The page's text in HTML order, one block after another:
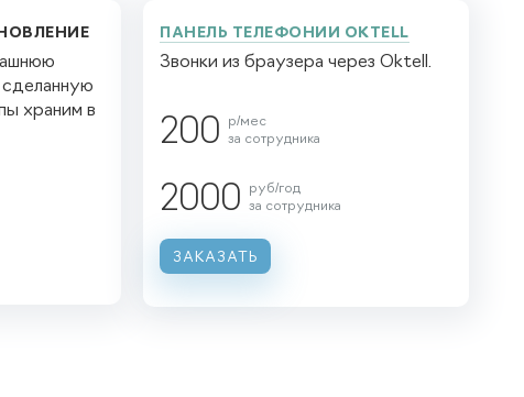
храним в
ПАНЕЛЬ ТЕЛЕФОНИИ OKTELL
Звонки из браузера через Oktell.
200
р/мес
за сотрудника
2000
руб/год
за сотрудника
ЗАКАЗАТЬ